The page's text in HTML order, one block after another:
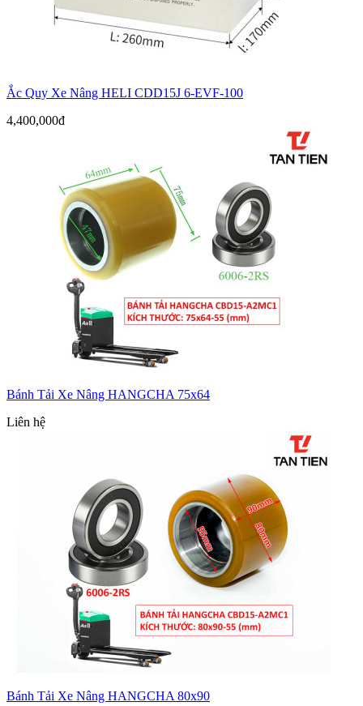
Ắc Quy Xe Nâng HELI CDD15J 6-EVF-100
4,400,000đ
Bánh Tải Xe Nâng HANGCHA 75x64
Liên hệ
Bánh Tải Xe Nâng HANGCHA 80x90